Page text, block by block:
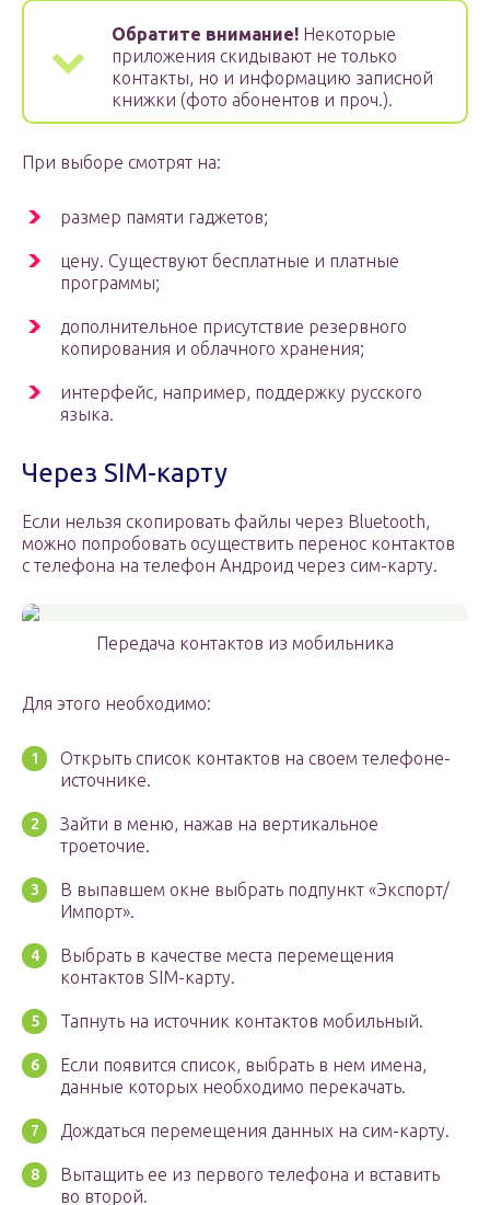
Обратите внимание! Некоторые
приложения скидывают не только
контакты, но и информацию записной
книжки (фото абонентов и проч.).
При выборе смотрят на:
размер памяти гаджетов;
цену. Существуют бесплатные и платные
программы;
дополнительное присутствие резервного
копирования и облачного хранения;
интерфейс, например, поддержку русского
языка.
Через SIM-карту
Если нельзя скопировать файлы через Bluetooth,
можно попробовать осуществить перенос контактов
с телефона на телефон Андроид через сим-карту.
Передача контактов из мобильника
Для этого необходимо:
Открыть список контактов на своем телефоне-
источнике.
Зайти в меню, нажав на вертикальное
троеточие.
В выпавшем окне выбрать подпункт «Экспорт/
Импорт».
Выбрать в качестве места перемещения
контактов SIM-карту.
Тапнуть на источник контактов мобильный.
Если появится список, выбрать в нем имена,
данные которых необходимо перекачать.
Дождаться перемещения данных на сим-карту.
Вытащить ее из первого телефона и вставить
во второй.